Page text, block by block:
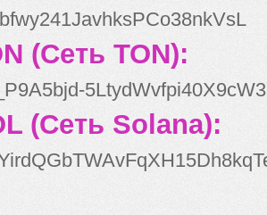
(Сеть TON):
(Сеть Solana):